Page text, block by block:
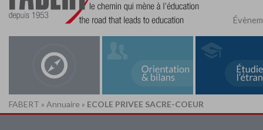
FABERT » Annuaire » ECOLE PRIVEE SACRE-COEUR